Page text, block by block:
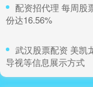
配资招代理 每周股
份达16.56%
武汉股票配资 美凯
导视等信息展示方式